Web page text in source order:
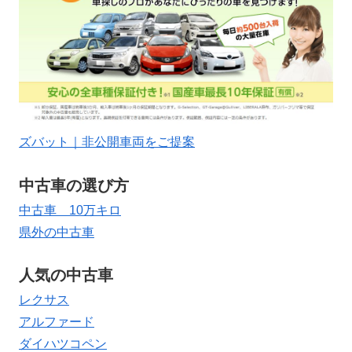
ズバット｜非公開車両をご提案
中古車の選び方
中古車 10万キロ
県外の中古車
人気の中古車
レクサス
アルファード
ダイハツコペン